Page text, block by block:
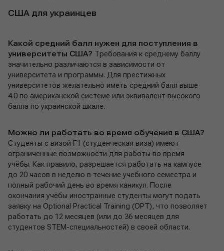
США для украинцев
Какой средний балл нужен для поступления в
университеты США? Требования к среднему баллу
значительно различаются в зависимости от
университета и программы. Для престижных
университетов желательно иметь средний балл выше
4.0 по американской системе или эквивалент высокого
балла по украинской шкале.
Можно ли работать во время обучения в США?
Студенты с визой F1 (студенческая виза) имеют
ограниченные возможности для работы во время
учёбы. Как правило, разрешается работать на кампусе
до 20 часов в неделю в течение учебного семестра и
полный рабочий день во время каникул. После
окончания учёбы иностранные студенты могут подать
заявку на Optional Practical Training (OPT), что позволяет
работать до 12 месяцев (или до 36 месяцев для
студентов STEM-специальностей) в своей области.